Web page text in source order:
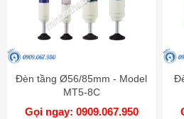
Đèn tầng Ø56/85mm - Model
MT5-8C
Gọi ngay: 0909.067.950